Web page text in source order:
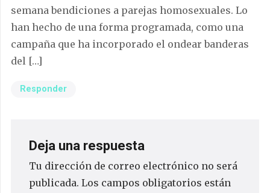
semana bendiciones a parejas homosexuales. Lo
han hecho de una forma programada, como una
campaña que ha incorporado el ondear banderas
del […]
Responder
Deja una respuesta
Tu dirección de correo electrónico no será
publicada. Los campos obligatorios están